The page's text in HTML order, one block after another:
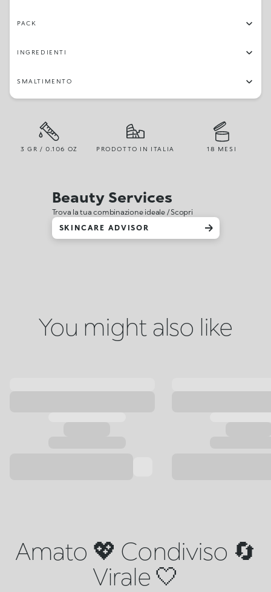
PACK
INGREDIENTI
SMALTIMENTO
3 GR / 0.106 OZ PRODOTTO IN ITALIA 18 MESI
Beauty Services
Trova la tua combinazione ideale / Scopri
SKINCARE ADVISOR
You might also like
Amato 💖 Condiviso 🔄
Virale 🤍